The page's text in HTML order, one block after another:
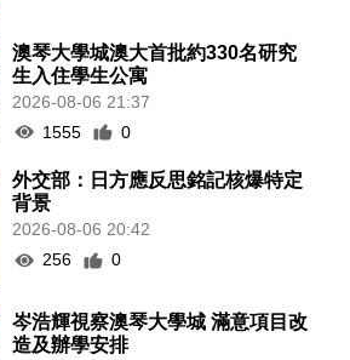
澳琴大學城澳大首批約330名研究
生入住學生公寓
2026-08-06 21:37
1555
0
外交部：日方應反思銘記核爆特定
背景
2026-08-06 20:42
256
0
岑浩輝視察澳琴大學城 滿意項目改
造及辦學安排